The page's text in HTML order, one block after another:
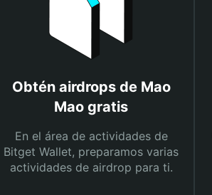
Obtén airdrops de Mao
Mao gratis
En el área de actividades de
Bitget Wallet, preparamos varias
actividades de airdrop para ti.